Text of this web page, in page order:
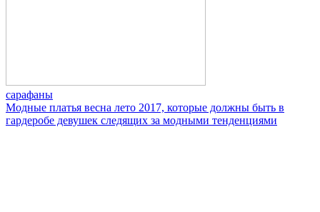
сарафаны
Модные платья весна лето 2017, которые должны быть в
гардеробе девушек следящих за модными тенденциями